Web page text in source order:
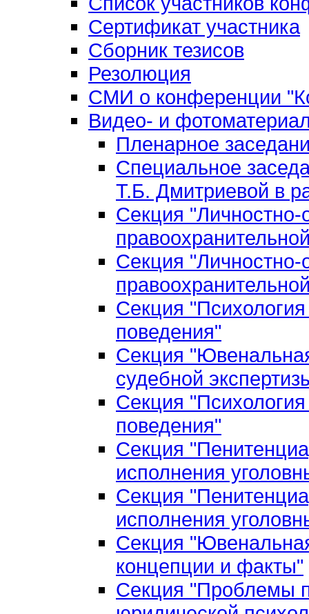
Сертификат участника
Сборник тезисов
Резолюция
СМИ о конференции
Видео- и
Пленарное
Специальное
Т.Б. Дмитриевой в
Секция "Личностно-
Секция "Личностно-
Секция
поведения"
Секция
судебной
Секция
поведения"
Секция
исполнения
Секция
исполнения
Секция
концепции и факты"
Секция "Проблемы